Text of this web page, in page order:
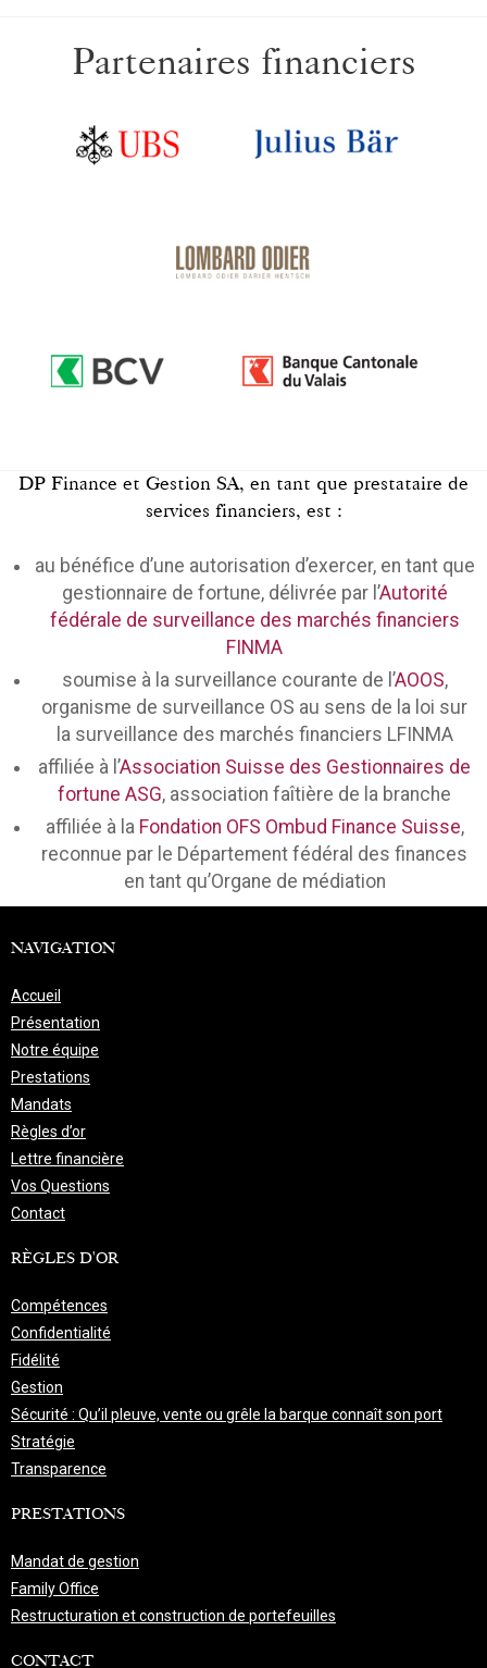
Partenaires financiers
DP Finance et Gestion SA, en tant que prestataire de
services financiers, est :
au bénéfice d’une autorisation d’exercer, en tant que
gestionnaire de fortune, délivrée par l’Autorité
fédérale de surveillance des marchés financiers
FINMA
soumise à la surveillance courante de l’AOOS,
organisme de surveillance OS au sens de la loi sur
la surveillance des marchés financiers LFINMA
affiliée à l’Association Suisse des Gestionnaires de
fortune ASG, association faîtière de la branche
affiliée à la Fondation OFS Ombud Finance Suisse,
reconnue par le Département fédéral des finances
en tant qu’Organe de médiation
NAVIGATION
Accueil
Présentation
Notre équipe
Prestations
Mandats
Règles d’or
Lettre financière
Vos Questions
Contact
RÈGLES D'OR
Compétences
Confidentialité
Fidélité
Gestion
Sécurité : Qu’il pleuve, vente ou grêle la barque connaît son port
Stratégie
Transparence
PRESTATIONS
Mandat de gestion
Family Office
Restructuration et construction de portefeuilles
CONTACT